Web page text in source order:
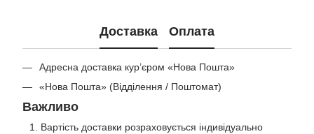
Доставка Оплата
Адресна доставка кур’єром «Нова Пошта»
«Нова Пошта» (Відділення / Поштомат)
Важливо
Вартість доставки розраховується індивідуально